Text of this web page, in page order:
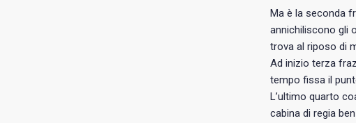
Ma è la seconda
annichiliscono gli
trova al riposo di
Ad inizio terza
tempo fissa il
L’ultimo quarto
cabina di regia